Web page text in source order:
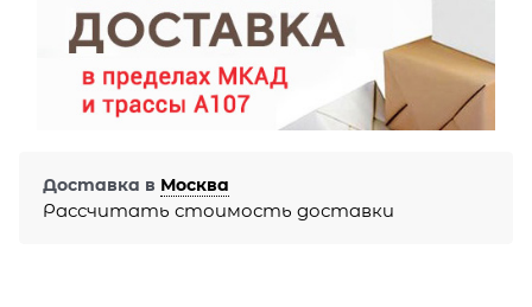
Доставка в Москва
Рассчитать стоимость доставки